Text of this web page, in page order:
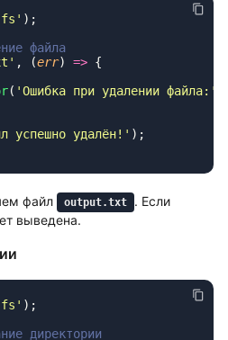
fs '
' , (err) =>
( 'Ошибка при удалении файла: '
успешно удалён! '
файл output.txt
. Если
выведена.
fs '